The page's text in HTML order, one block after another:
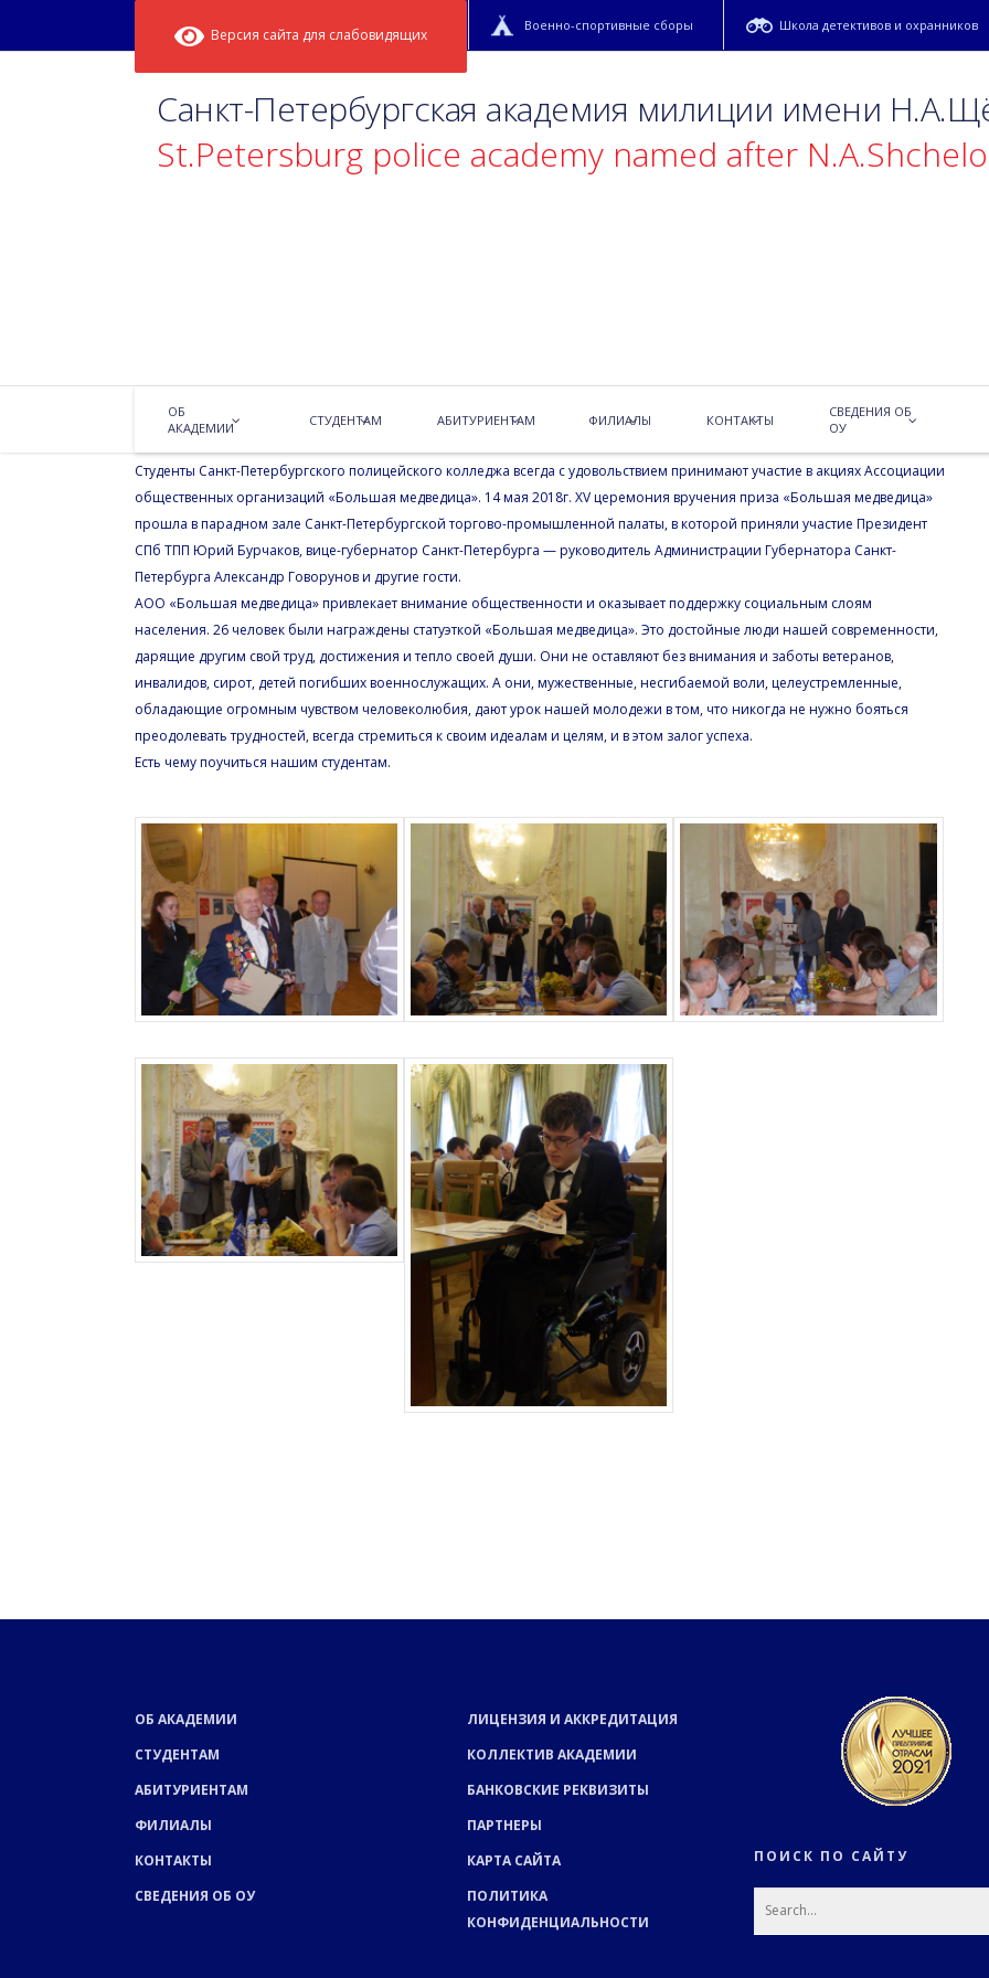
Версия сайта для слабовидящих
Военно-спортивные сборы Школа детективов и охранников
Санкт-Петербургская академия милиции имени
St.Petersburg police academy named after
ОБ
АКАДЕМИИ
СТУДЕНТАМ АБИТУРИЕНТАМ ФИЛИАЛЫ КОНТАКТЫ
СВЕДЕНИЯ ОБ
ОУ
Добрая традиция продолжается.
Студенты Санкт-Петербургского полицейского колледжа всегда с удовольствием принимают участие в акциях Ассоциации
общественных организаций «Большая медведица». 14 мая 2018г. XV церемония вручения приза «Большая медведица»
прошла в парадном зале Санкт-Петербургской торгово-промышленной палаты, в которой приняли участие Президент
СПб ТПП Юрий Бурчаков, вице-губернатор Санкт-Петербурга — руководитель Администрации Губернатора Санкт-
Петербурга Александр Говорунов и другие гости.
АОО «Большая медведица» привлекает внимание общественности и оказывает поддержку социальным слоям
населения. 26 человек были награждены статуэткой «Большая медведица». Это достойные люди нашей современности,
дарящие другим свой труд, достижения и тепло своей души. Они не оставляют без внимания и заботы ветеранов,
инвалидов, сирот, детей погибших военнослужащих. А они, мужественные, несгибаемой воли, целеустремленные,
обладающие огромным чувством человеколюбия, дают урок нашей молодежи в том, что никогда не нужно бояться
преодолевать трудностей, всегда стремиться к своим идеалам и целям, и в этом залог успеха.
Есть чему поучиться нашим студентам.
ОБ АКАДЕМИИ
СТУДЕНТАМ
АБИТУРИЕНТАМ
ФИЛИАЛЫ
КОНТАКТЫ
СВЕДЕНИЯ ОБ ОУ
ЛИЦЕНЗИЯ И АККРЕДИТАЦИЯ
КОЛЛЕКТИВ АКАДЕМИИ
БАНКОВСКИЕ РЕКВИЗИТЫ
ПАРТНЕРЫ
КАРТА САЙТА
ПОЛИТИКА
КОНФИДЕНЦИАЛЬНОСТИ
ПОИСК ПО САЙТУ